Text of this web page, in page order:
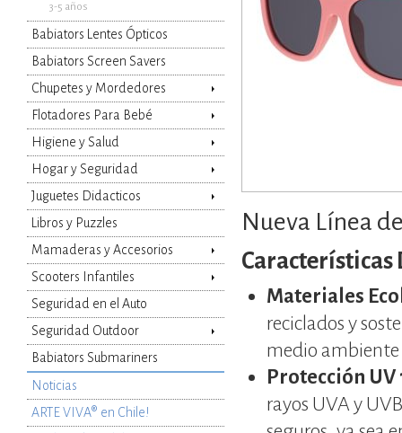
Agregar al carro
Nueva Línea
Características
Materiales
reciclados y
medio
Protección UV
rayos UVA y
3-5 años
Babiators Lentes Ópticos
Babiators Screen Savers
Chupetes y Mordedores
Flotadores Para Bebé
Higiene y Salud
Hogar y Seguridad
Juguetes Didacticos
Libros y Puzzles
Mamaderas y Accesorios
Scooters Infantiles
Seguridad en el Auto
Seguridad Outdoor
Babiators Submariners
Noticias
ARTE VIVA® en Chile!